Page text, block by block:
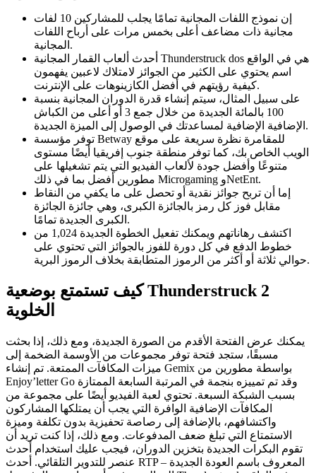
إن نموذج اللفات المجانية تمامًا يجلب للمشاركين 10 لفات
مجانية ذات مضاعف أعلى بخمس مرات على أرباح اللفات
المجانية.
أحدث ألعاب القمار المجانية Thunderstruck dos هي في الواقع
اسم يحتوي على الكثير من الجوائز لامتلاك لاعبين يفهمون
كيفية رؤيتهم في أفضل الكازينوهات على الإنترنت.
على سبيل المثال، سيتم إنشاء قدرة الدوران المجانية بنسبة
100 بالمائة الجديدة من خلال جمع 3 أو أعلى من الكباش
الإضافية الإضافية لمساعدتك في الوصول إلى الميزة الجديدة.
توفر مؤسسة Betway للمقامرة نظرة سريعة على موقع
الويب الخاص بك، كما توفر منطقة جنوب إفريقيا أيضًا مستوى
متنوعًا وأفضل جودة لألعاب الفيديو التي يتم تشغيلها على
مطورين أفضل بما في ذلك Microgaming وNetEnt.
إما أن تربح جوائز نقدية أو تحصل على ما يكفي من النقاط
مقابل فوز كل رمز بالجائزة الكبرى، وهي جائزة الجائزة
الكبرى الجديدة تمامًا.
اكتشف رهاناتهم ويمكنك تفعيل الخطوة الجديدة 1,024 من
خطوط الدفع في كل دورة للفوز بالجوائز التي تحتوي على
حوالي ثلاثة أو أكثر من الرموز المتطابقة بخلاف الرموز البرية.
كيف تستمتع بوضعية Thunderstruck 2
الخلوية
يمكنك عرض الفتحة الأقدم من الصورة الجديدة، ومع ذلك، إذا بحثت
مسبقًا، ستجد فتحة توفر مجموعات من الأوسمة الضخمة إلى
ميزات المكافآت الممتعة. تم إنشاء Gemix بواسطة مطورين من
Enjoy’letter Go وقد تم تمييزه بنجمة في المرتبة السابعة الممتازة
بسبب الشبكة السبعة. تحتوي لعبة الفيديو أيضًا على مجموعة من
المكافآت الإضافية الوافرة التي يجب أن يمتلكها المشاركون
واكتشافهم، بالإضافة إلى رصاصة تحفيزية بدون تكلفة وميزة
الاستمتاع التي تبلغ ضعف المدفوعات. ومع ذلك، إذا كنت تريد أن
تقوم البكرات الجديدة بتخزين الدوران، فيجب عليك استخدام أحدث
عنصر للتدوير التلقائي. أحدث RTP – المعروف باسم العودة الجديدة